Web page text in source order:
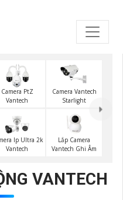
Camera PtZ
Vantech
Camera Vantech
Starlight
Ip Ultra 2k
Vantech
Lắp Camera
Vantech Ghi Âm
VANTECH